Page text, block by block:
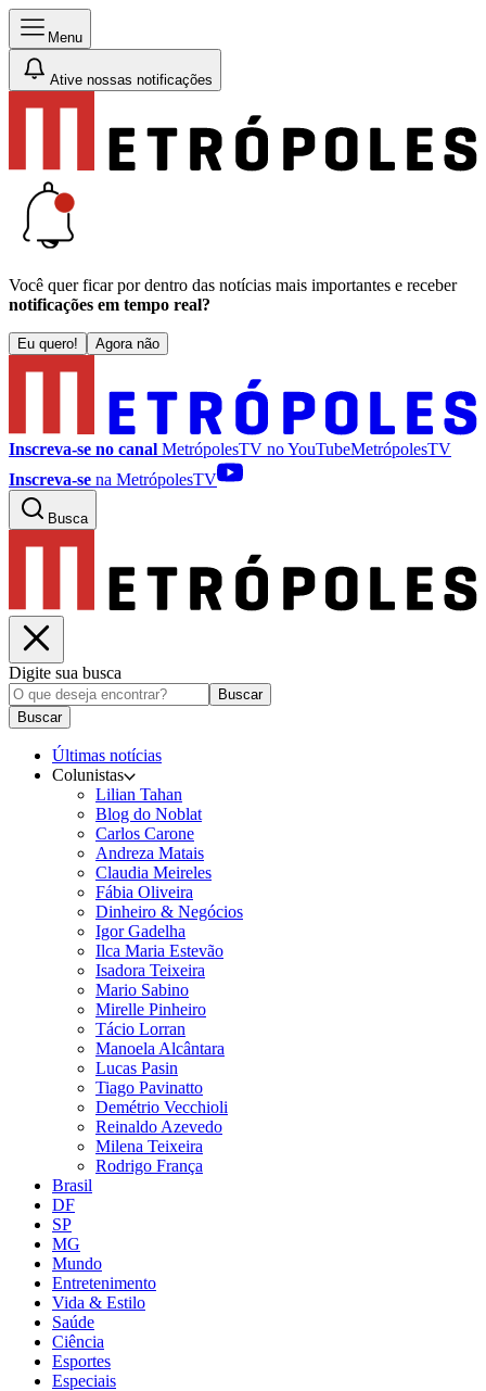
Menu
Ative nossas notificações
Você quer ficar por dentro das notícias mais importantes e receber
notificações em tempo real?
Eu quero! Agora não
Inscreva-se no canal MetrópolesTV noYouTubeMetrópolesTV
Inscreva-se na MetrópolesTV
Busca
Digite sua busca
Buscar
Buscar
Últimas notícias
Colunistas
Lilian Tahan
Blog do Noblat
Carlos Carone
Andreza Matais
Claudia Meireles
Fábia Oliveira
Dinheiro & Negócios
Igor Gadelha
Ilca Maria Estevão
Isadora Teixeira
Mario Sabino
Mirelle Pinheiro
Tácio Lorran
Manoela Alcântara
Lucas Pasin
Tiago Pavinatto
Demétrio Vecchioli
Reinaldo Azevedo
Milena Teixeira
Rodrigo França
Brasil
DF
SP
MG
Mundo
Entretenimento
Vida & Estilo
Saúde
Ciência
Esportes
Especiais